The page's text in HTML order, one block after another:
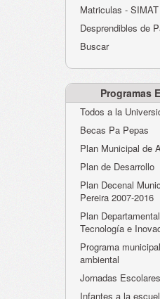
Evaluación desempeño
Humano-Cesantías
Matriculas - SIMAT
Desprendibles de
Buscar
Programas
Todos a la
Becas Pa Pepas
Plan Municipal de
Plan de Desarrollo
Plan Decenal
Pereira 2007-2016
Plan
Tecnología e
Programa
ambiental
Jornadas
Infantes a la